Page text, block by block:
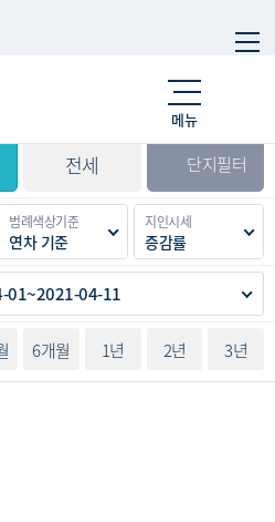
메뉴
인구
경매
전세 단지필터
범례색상기준
연차 기준
지인시세
증감률
01~2021-04-11
6개월 1년 2년 3년